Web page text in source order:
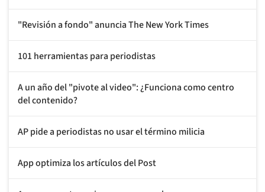
"Revisión a fondo" anuncia The New York Times
101 herramientas para periodistas
A un año del "pivote al video": ¿Funciona como centro
del contenido?
AP pide a periodistas no usar el término milicia
App optimiza los artículos del Post